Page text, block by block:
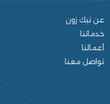
عن تيك زون
خدماتنا
أعمالنا
تواصل معنا